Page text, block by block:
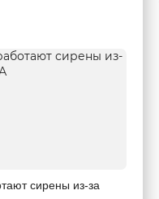
сирены из-за